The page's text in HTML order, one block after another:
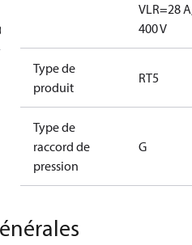
VLR=28
400 V
Type de
produit
RT5
Type de
raccord de
pression
G